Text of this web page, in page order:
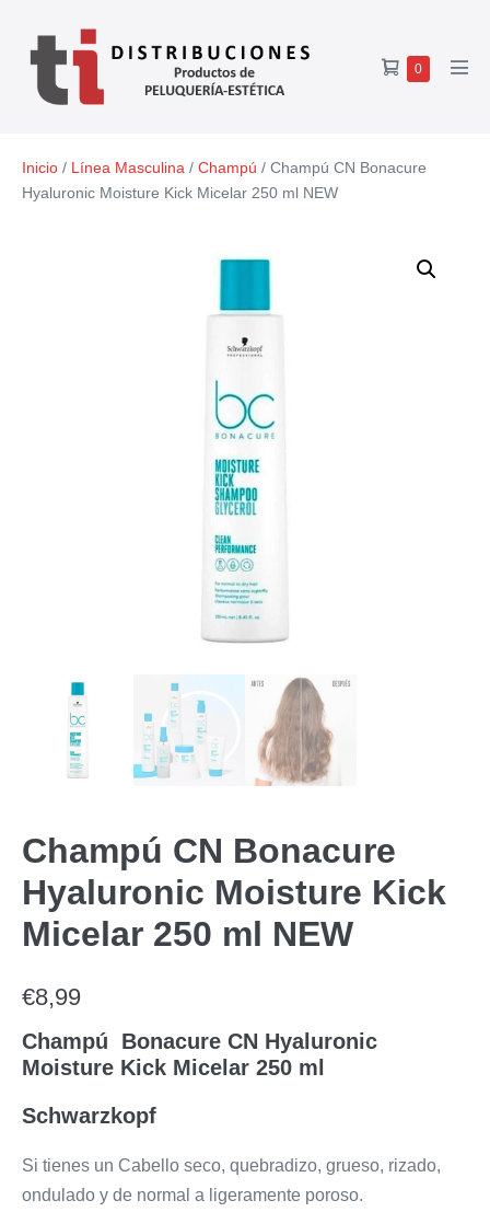
0
Inicio / Línea Masculina / Champú / Champú CN Bonacure
Hyaluronic Moisture Kick Micelar 250 ml NEW
Champú CN Bonacure
Hyaluronic Moisture Kick
Micelar 250 ml NEW
€8,99
Champú Bonacure CN Hyaluronic
Moisture Kick Micelar 250 ml
Schwarzkopf
Si tienes un Cabello seco, quebradizo, grueso, rizado,
ondulado y de normal a ligeramente poroso.